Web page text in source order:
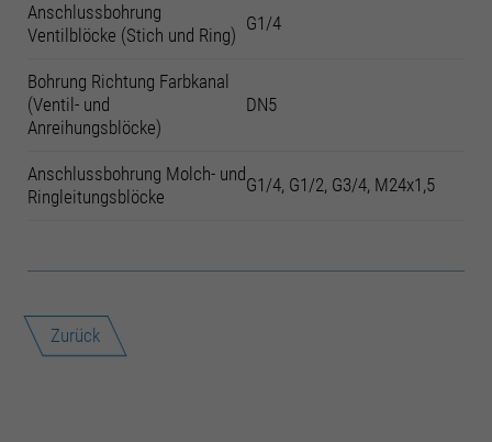
Anschlussbohrung
Ventilblöcke (Stich und Ring)
G1/4
Bohrung Richtung Farbkanal
(Ventil- und
Anreihungsblöcke)
DN5
Anschlussbohrung Molch- und
Ringleitungsblöcke
G1/4, G1/2, G3/4, M24x1,5
Zurück